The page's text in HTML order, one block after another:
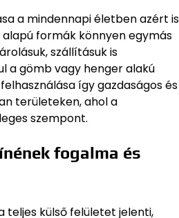
a mindennapi életben azért is
formák könnyen egymás
szállításuk is
a gömb vagy henger alakú
így gazdaságos és
területeken, ahol a
szempont.
fogalma és
teljes külső felületet jelenti,